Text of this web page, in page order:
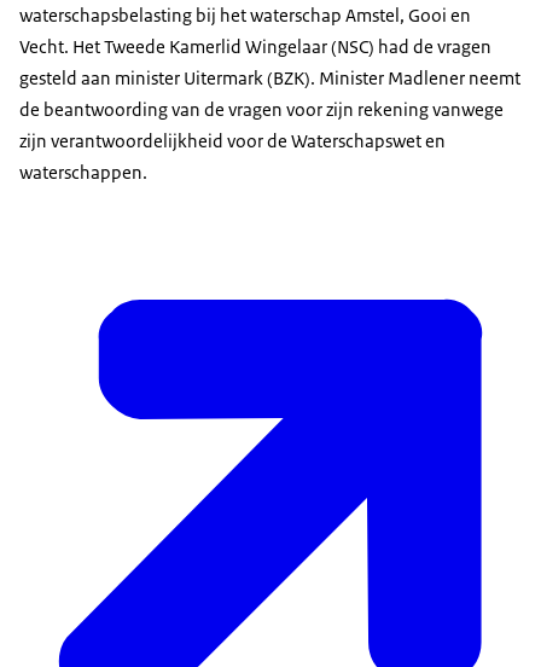
waterschapsbelasting bij het waterschap Amstel, Gooi en
Vecht. Het Tweede Kamerlid Wingelaar (NSC) had de vragen
gesteld aan minister Uitermark (BZK). Minister Madlener neemt
de beantwoording van de vragen voor zijn rekening vanwege
zijn verantwoordelijkheid voor de Waterschapswet en
waterschappen.